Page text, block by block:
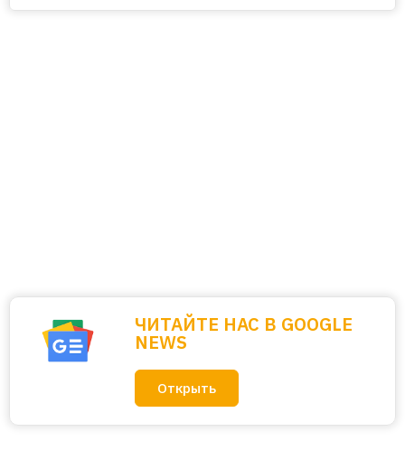
ЧИТАЙТЕ НАС В GOOGLE
NEWS
Открыть